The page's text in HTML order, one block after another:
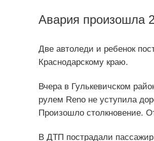
Авария произошла
Две автоледи и ребенок
Краснодарскому краю.
Вчера в Гулькевичском
рулем Reno не уступила
Произошло столкновение.
В ДТП пострадали